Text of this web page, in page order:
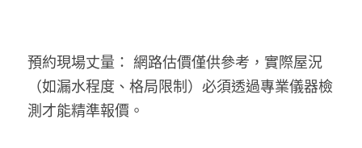
預約現場丈量： 網路估價僅供參考，實際屋況
（如漏水程度、格局限制）必須透過專業儀器檢
測才能精準報價。